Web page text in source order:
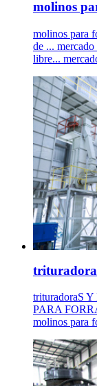
molinos
molinos para
de ...
libre...
trituradoraS
PARA
molinos para